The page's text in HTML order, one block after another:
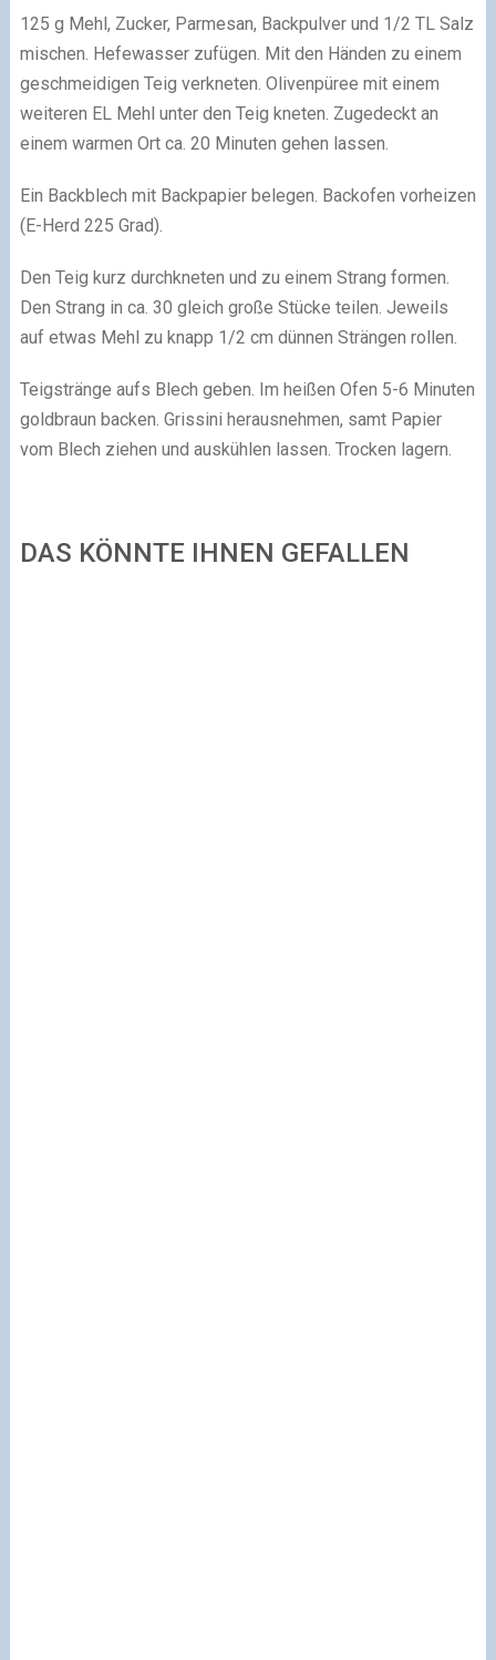
125 g Mehl, Zucker, Parmesan, Backpulver und 1/2 TL Salz
mischen. Hefewasser zufügen. Mit den Händen zu einem
geschmeidigen Teig verkneten. Olivenpüree mit einem
weiteren EL Mehl unter den Teig kneten. Zugedeckt an
einem warmen Ort ca. 20 Minuten gehen lassen.
Ein Backblech mit Backpapier belegen. Backofen vorheizen
(E-Herd 225 Grad).
Den Teig kurz durchkneten und zu einem Strang formen.
Den Strang in ca. 30 gleich große Stücke teilen. Jeweils
auf etwas Mehl zu knapp 1/2 cm dünnen Strängen rollen.
Teigstränge aufs Blech geben. Im heißen Ofen 5-6 Minuten
goldbraun backen. Grissini herausnehmen, samt Papier
vom Blech ziehen und auskühlen lassen. Trocken lagern.
DAS KÖNNTE IHNEN GEFALLEN